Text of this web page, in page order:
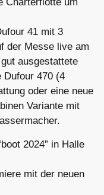
Charterflotte um
41 mit 3
der Messe live am
ausgestattete
Dufour 470 (4
oder eine neue
Variante mit
2024” in Halle
mit der neuen